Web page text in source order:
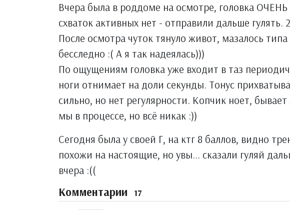
Вчера была в роддоме на осмотре, головка
схваток активных нет - отправили дальше гулять.
После осмотра чуток тянуло живот, мазалось
бесследно :( А я так надеялась)))
По ощущениям головка уже входит в таз
ноги отнимает на доли секунды. Тонус
сильно, но нет регулярности. Копчик ноет,
мы в процессе, но всё никак :))
Сегодня была у своей Г, на ктг 8 баллов, видно
похожи на настоящие, но увы... сказали гуляй
вчера :((
Комментарии 17